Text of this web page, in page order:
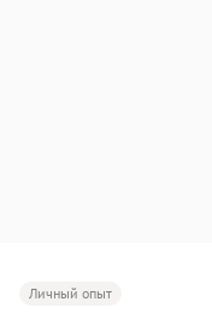
Личный опыт